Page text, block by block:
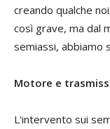
creando qualche
così grave, ma dal
semiassi, abbiamo
Motore e
L'intervento sui